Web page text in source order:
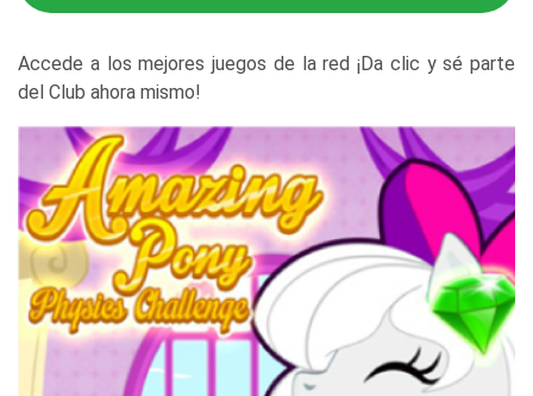
Accede a los mejores juegos de la red ¡Da clic y sé parte
del Club ahora mismo!